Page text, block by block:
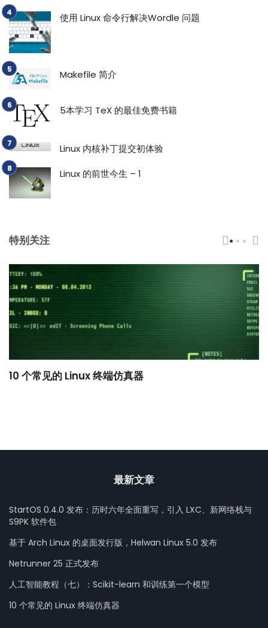
使用 Linux 命令行解决Wordle 问题
Makefile 简介
5本学习 TeX 的最佳免费书籍
Linux 内核补丁提交初体验
Linux 的前世今生 – 1
特别关注
10 个常见的 Linux 终端仿真器
最新文章
StartOS 0.4.0 发布：历时六年全面重写，引入 LXC、新网络栈与
S9PK 软件包
基于 Arch Linux 的桌面发行版，Helwan Linux 5.0 发布
Netrunner 25 正式发布
人工智能教程（七）：Scikit-learn 和训练第一个模型
10 个常见的 Linux 终端仿真器